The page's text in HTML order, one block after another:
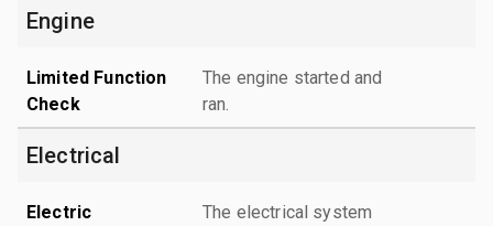
Engine
Limited Function
Check
The engine started and
ran.
Electrical
Electric
The electrical system